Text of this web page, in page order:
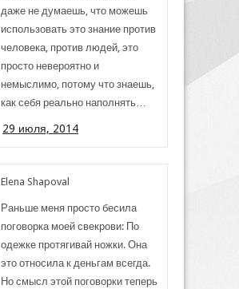
даже не думаешь, что можешь
использовать это знание против
человека, против людей, это
просто невероятно и
немыслимо, потому что знаешь,
как себя реально наполнять…
29 июля, 2014
Elena Shapoval
Раньше меня просто бесила
поговорка моей свекрови: По
одежке протягивай ножки. Она
это относила к деньгам всегда.
Но смысл этой поговорки теперь